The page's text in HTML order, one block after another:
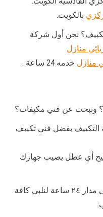
بالكويت.
نحن أول شركة
منازل
منازل خدمه 24 ساعة .
وتبحث عن فني مكيفات؟
التكييف بفضل فني تكييف
أي عطل يصيب جهازك
يعمل على مدار ٢٤ ساعة لنلبي كافة